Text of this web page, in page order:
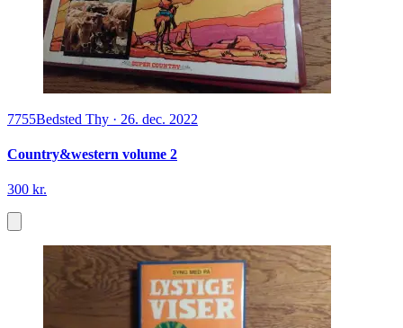
7755Bedsted Thy · 26. dec. 2022
Country&western volume 2
300 kr.